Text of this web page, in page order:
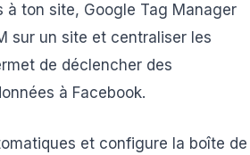
à ton site, Google Tag Manager
sur un site et centraliser les
de déclencher des
à Facebook.
et configure la boîte de